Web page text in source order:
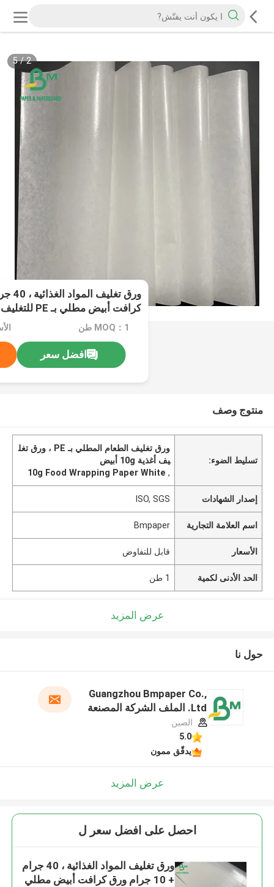
2
/
5
كرافت أبيض مطلي بـ PE للتغليف
MOQ：1 طن
افضل سعر
منتوج وصف
تسليط الضوء:
ورق تغليف الطعام المطلي بـ PE ، ورق تغل
يف أغذية 10g أبيض
,
10g Food Wrapping Paper White
إصدار الشهادات ISO, SGS
اسم العلامة التجارية Bmpaper
الأسعار قابل للتفاوض
الحد الأدنى لكمية 1 طن
عرض المزيد
حول نا
Guangzhou Bmpaper Co.,
Ltd. الملف الشركة المصنعة
الصين
5.0
يدقّق ممون
عرض المزيد
احصل على افضل سعر ل
ورق تغليف المواد الغذائية ، 40 جرام
+ 10 جرام ورق كرافت أبيض مطلي